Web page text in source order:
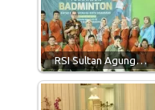
A
p
p
r
a
m
o
o
k
RSI Sultan Agung…